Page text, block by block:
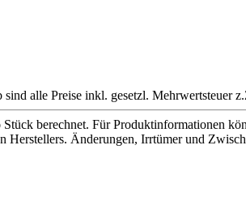
alle Preise inkl. gesetzl. Mehrwertsteuer
berechnet. Für Produktinformationen
Herstellers. Änderungen, Irrtümer und